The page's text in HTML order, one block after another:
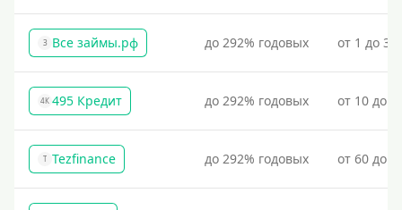
З Все займы.рф до 292% годовых от 1 до
4К 495 Кредит до 292% годовых от 10 до
T Tezfinance до 292% годовых от 60 до